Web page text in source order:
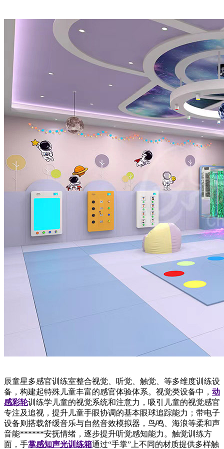
辰童星多感官训练室整合视觉、听觉、触觉、等多维度训练设
备，构建起特殊儿童丰富的感官体验体系。视觉类设备中， 动
感彩轮训练学儿童的视觉系统和注意力，吸引儿童的视觉感官
专注及追视，提升儿童手眼协调的基本眼球追踪能力；带电子
设备则搭载舒缓音乐与自然音效模拟器，鸟鸣、海浪等柔和声
音能******安抚情绪，逐步提升听觉感知能力。触觉训练方
面，手掌感知声光训练箱通过“手掌”上不同的材质提供多样触